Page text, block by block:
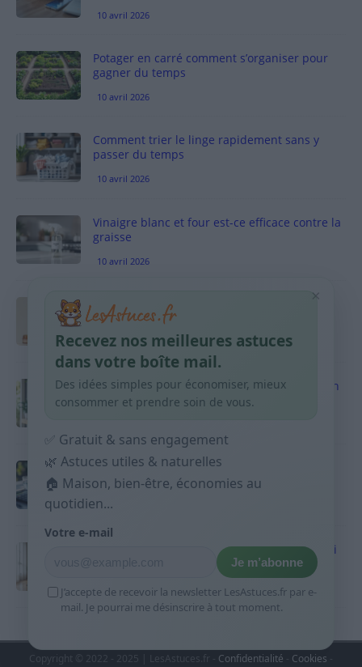
10 avril 2026
Potager en carré comment s’organiser pour
gagner du temps
10 avril 2026
Comment trier le linge rapidement sans y
passer du temps
10 avril 2026
Vinaigre blanc et four est-ce efficace contre la
graisse
10 avril 2026
Taches pigmentaires : routine simple +
habitudes qui aident
9 avril 2026
Produits ménagers : comment économiser en
courses sans acheter 10 sprays
Budget mensuel : méthode rapide pour
répartir son salaire dès le jour de paie
9 avril 2026
Sport 10 minutes par jour est-ce utile et quoi
9 avril 2026
Copyright © 2022 - 2025 | LesAstuces.fr - Confidentialité Cookies -
×
Recevez nos meilleures astuces
dans votre boîte mail.
Des idées simples pour économiser, mieux
consommer et prendre soin de vous.
✅ Gratuit & sans engagement
🌿 Astuces utiles & naturelles
🏠 Maison, bien-être, économies au
quotidien...
Votre e-mail
Je m’abonne
J’accepte de recevoir la newsletter LesAstuces.fr par e-
mail. Je pourrai me désinscrire à tout moment.